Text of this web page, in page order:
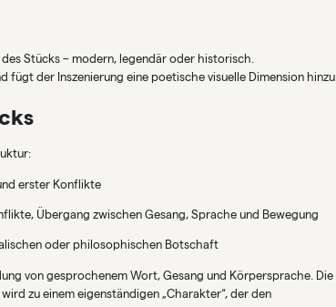
Stücks – modern, legendär oder historisch.
der Inszenierung eine poetische visuelle Dimension hinzu.
erster Konflikte
Übergang zwischen Gesang, Sprache und Bewegung
oder philosophischen Botschaft
von gesprochenem Wort, Gesang und Körpersprache. Die
zu einem eigenständigen „Charakter“, der den